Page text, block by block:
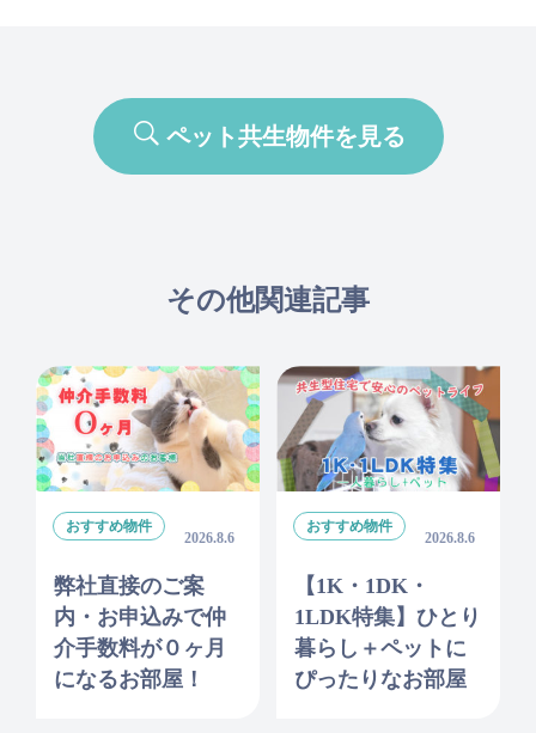
ペット共生物件を見る
その他関連記事
おすすめ物件
2026.8.6
弊社直接のご案
内・お申込みで仲
介手数料が０ヶ月
になるお部屋！
おすすめ物件
2026.8.6
【1K・1DK・
1LDK特集】ひとり
暮らし＋ペットに
ぴったりなお部屋